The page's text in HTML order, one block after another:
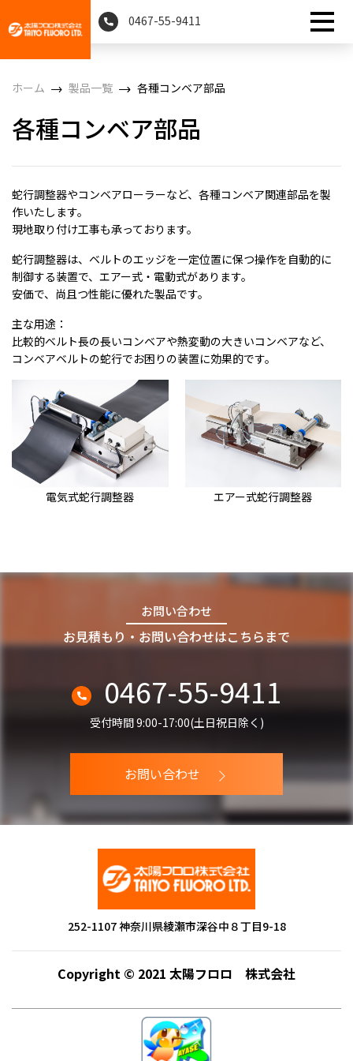
0467-55-9411
ホーム 製品一覧 各種コンベア部品
各種コンベア部品
蛇行調整器やコンベアローラーなど、各種コンベア関連部品を製
作いたします。
現地取り付け工事も承っております。
蛇行調整器は、ベルトのエッジを一定位置に保つ操作を自動的に
制御する装置で、エアー式・電動式があります。
安価で、尚且つ性能に優れた製品です。
主な用途：
比較的ベルト長の長いコンベアや熱変動の大きいコンベアなど、
コンベアベルトの蛇行でお困りの装置に効果的です。
電気式蛇行調整器 エアー式蛇行調整器
お問い合わせ
お見積もり・お問い合わせはこちらまで
0467-55-9411
受付時間 9:00-17:00(土日祝日除く)
お問い合わせ
252-1107 神奈川県綾瀬市深谷中８丁目9-18
Copyright © 2021 太陽フロロ 株式会社